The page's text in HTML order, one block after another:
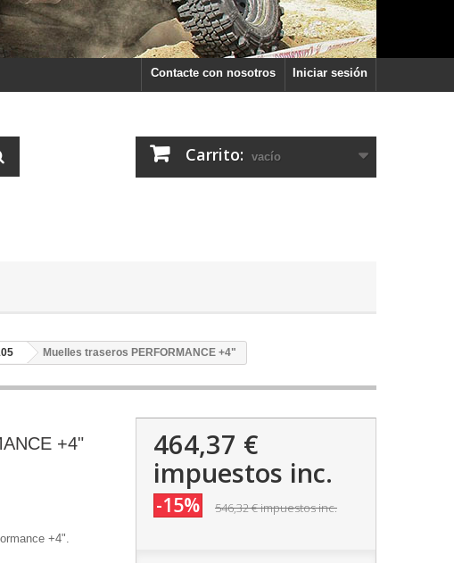
Iniciar sesión
Contacte con nosotros
Carrito: vacío
Muelles traseros PERFORMANCE +4"
+4"
+4".
464,37 €
impuestos inc.
-15% 546,32 €impuestos inc.